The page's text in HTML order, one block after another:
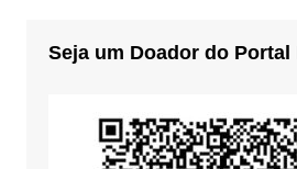
Seja um Doador do Portal